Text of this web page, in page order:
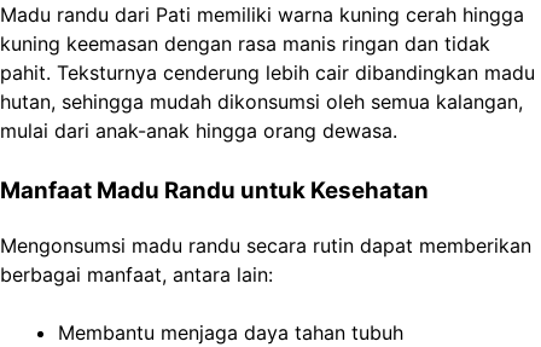
Madu randu dari Pati memiliki warna kuning cerah hingga
kuning keemasan dengan rasa manis ringan dan tidak
pahit. Teksturnya cenderung lebih cair dibandingkan madu
hutan, sehingga mudah dikonsumsi oleh semua kalangan,
mulai dari anak-anak hingga orang dewasa.
Manfaat Madu Randu untuk Kesehatan
Mengonsumsi madu randu secara rutin dapat memberikan
berbagai manfaat, antara lain:
Membantu menjaga daya tahan tubuh